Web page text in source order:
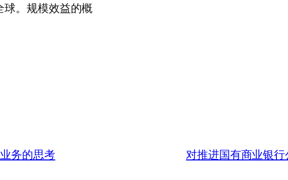
。规模效益的概
务的思考 对推进国有商业银